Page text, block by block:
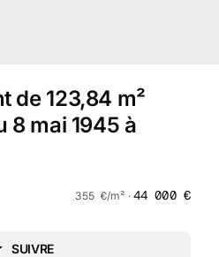
de 123,84 m²
8 mai 1945 à
355 €/m² · 44 000 €
SUIVRE